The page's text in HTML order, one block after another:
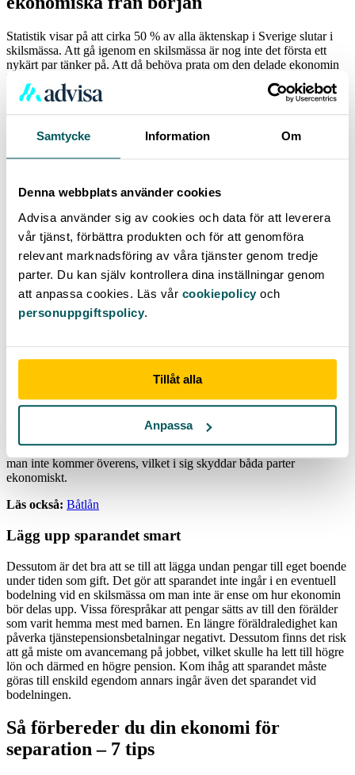
Samtycke Information Om
Denna webbplats använder cookies
Advisa använder sig av cookies och data för att leverera
vår tjänst, förbättra produkten och för att genomföra
relevant marknadsföring av våra tjänster genom tredje
parter. Du kan själv kontrollera dina inställningar genom
att anpassa cookies. Läs vår cookiepolicyoch
personuppgiftspolicy.
Tillåt alla
Anpassa
Statistik visar på att cirka 50 % av alla äktenskap i Sverige slutar i
skilsmässa. Att gå igenom en skilsmässa är nog inte det första ett
nykärt par tänker på. Att då behöva prata om den delade ekonomin
kan verka mindre viktigt och prioriteras ofta bort. Men har du inte
tänkt igenom ekonomin innan en separation sker kan du i värsta fall
Frågor att ställa sig innan skilsmässan är ett faktum är bland annat
till en mindre bostad? Kommer du behöva ändra din livsstil?
Har du barn är det ännu viktigare att veta att ekonomin går runt och
byta skola. Så titta på vad bostäder i närheten kostar och om de är
lämpliga för din ekonomi idag.
Dela upp inköp av kapital- och förbrukningsvaror
Om du och din partner flyttar till en ny bostad tillsammans äger ni,
enligt bodelningsreglerna, boendet tillsammans, oavsett vem som
betalat för bostaden. Vid en separation delas bostaden mellan er två.
bodelningsregler kan avtalas bort.
Avtalet ska vara skriftligt och undertecknad av båda parter. Har ett
står för köp av bil och båt bland annat – så kallade kapitalvaror
medan den andra står för inköp av exempelvis mat och kläder till
barnen – så kallade förbrukningsvaror. Risken finns att ena parten
står utan några kapitalvaror alls. Är man gift görs en bodelning om
man inte kommer överens, vilket i sig skyddar båda parter
ekonomiskt.
Läs också: Båtlån
Lägg upp sparandet smart
Dessutom är det bra att se till att lägga undan pengar till eget boende
under tiden som gift. Det gör att sparandet inte ingår i en eventuell
bodelning vid en skilsmässa om man inte är ense om hur ekonomin
bör delas upp. Vissa förespråkar att pengar sätts av till den förälder
som varit hemma mest med barnen. En längre föräldraledighet kan
påverka tjänstepensionsbetalningar negativt. Dessutom finns det risk
att gå miste om avancemang på jobbet, vilket skulle ha lett till högre
lön och därmed en högre pension. Kom ihåg att sparandet måste
göras till enskild egendom annars ingår även det sparandet vid
bodelningen.
Så förbereder du din ekonomi för
separation – 7 tips